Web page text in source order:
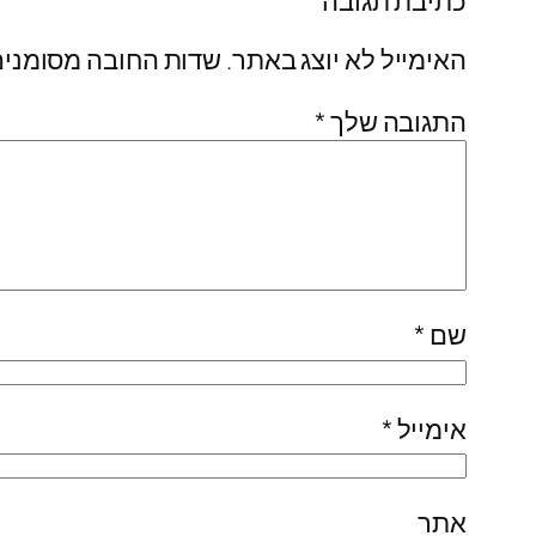
האימייל לא יוצג באתר. שדות החובה
התגובה שלך*
שם *
אימייל*
אתר